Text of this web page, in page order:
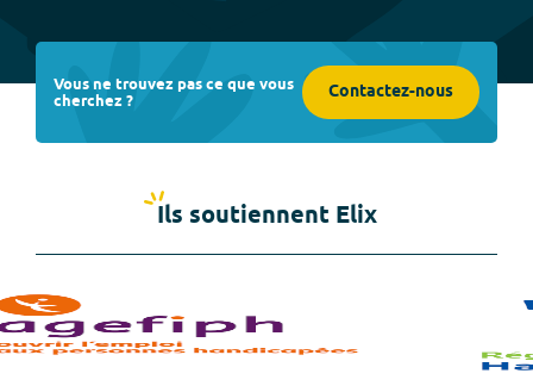
Vous ne trouvez pas ce que vous
cherchez ? Contactez-nous
Ils soutiennent Elix